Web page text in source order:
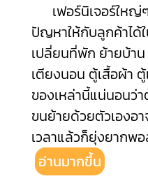
เฟอร์นิเจอร์ใหญ่
ปัญหาให้กับลูกค้าได้
เปลี่ยนที่พัก ย้ายบ้า
เตียงนอน ตู้เสื้อผ้า
ของเหล่านี้แน่นอนว่
ขนย้ายด้วยตัวเองอา
เวลาแล้วก็ยุ่งยากพ
อ่านมากขึ้น